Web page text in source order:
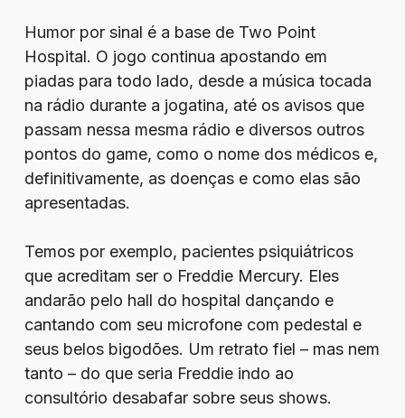
Humor por sinal é a base de Two Point
Hospital. O jogo continua apostando em
piadas para todo lado, desde a música tocada
na rádio durante a jogatina, até os avisos que
passam nessa mesma rádio e diversos outros
pontos do game, como o nome dos médicos e,
definitivamente, as doenças e como elas são
apresentadas.
Temos por exemplo, pacientes psiquiátricos
que acreditam ser o Freddie Mercury. Eles
andarão pelo hall do hospital dançando e
cantando com seu microfone com pedestal e
seus belos bigodões. Um retrato fiel – mas nem
tanto – do que seria Freddie indo ao
consultório desabafar sobre seus shows.